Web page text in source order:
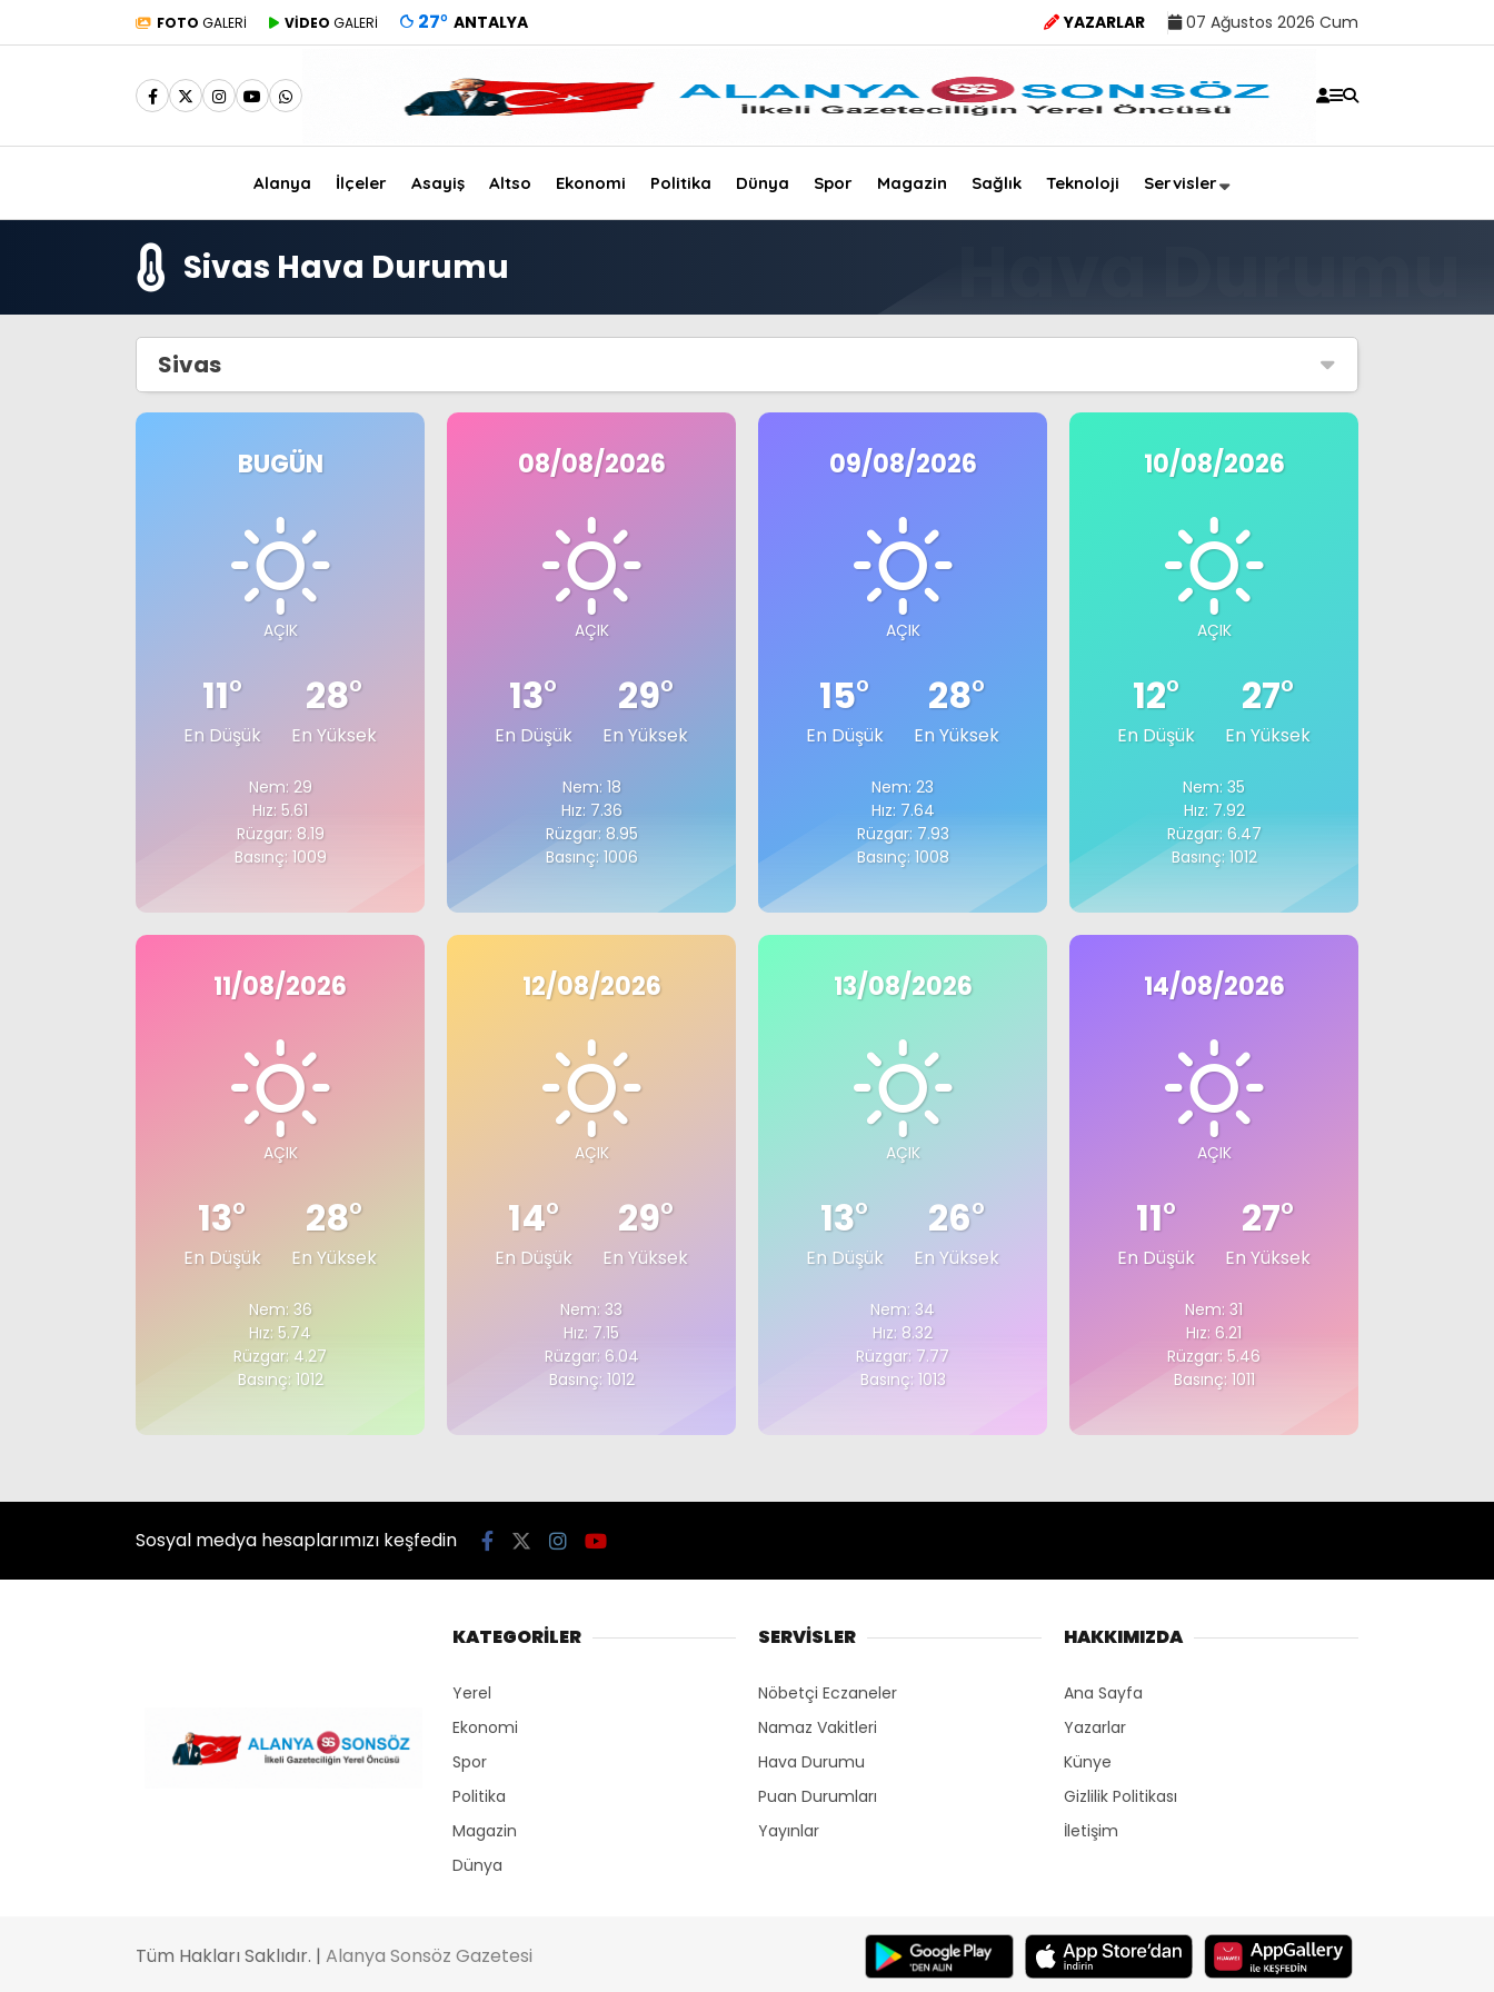
FOTO GALERİ VİDEO GALERİ 27° ANTALYA YAZARLAR 07 Ağustos 2026 Cum
Alanya İlçeler Asayiş Altso Ekonomi Politika Dünya Spor Magazin Sağlık Teknoloji Servisler
Sivas Hava Durumu
Sivas
BUGÜN
AÇIK
11°
En Düşük
28°
En Yüksek
Nem: 29
Hız: 5.61
Rüzgar: 8.19
Basınç: 1009
08/08/2026
AÇIK
13°
En Düşük
29°
En Yüksek
Nem: 18
Hız: 7.36
Rüzgar: 8.95
Basınç: 1006
09/08/2026
AÇIK
15°
En Düşük
28°
En Yüksek
Nem: 23
Hız: 7.64
Rüzgar: 7.93
Basınç: 1008
10/08/2026
AÇIK
12°
En Düşük
27°
En Yüksek
Nem: 35
Hız: 7.92
Rüzgar: 6.47
Basınç: 1012
11/08/2026
AÇIK
13°
En Düşük
28°
En Yüksek
Nem: 36
Hız: 5.74
Rüzgar: 4.27
Basınç: 1012
12/08/2026
AÇIK
14°
En Düşük
29°
En Yüksek
Nem: 33
Hız: 7.15
Rüzgar: 6.04
Basınç: 1012
13/08/2026
AÇIK
13°
En Düşük
26°
En Yüksek
Nem: 34
Hız: 8.32
Rüzgar: 7.77
Basınç: 1013
14/08/2026
AÇIK
11°
En Düşük
27°
En Yüksek
Nem: 31
Hız: 6.21
Rüzgar: 5.46
Basınç: 1011
Sosyal medya hesaplarımızı keşfedin
KATEGORİLER
Yerel
Ekonomi
Spor
Politika
Magazin
Dünya
SERVİSLER
Nöbetçi Eczaneler
Namaz Vakitleri
Hava Durumu
Puan Durumları
Yayınlar
HAKKIMIZDA
Ana Sayfa
Yazarlar
Künye
Gizlilik Politikası
İletişim
Tüm Hakları Saklıdır. | Alanya Sonsöz Gazetesi